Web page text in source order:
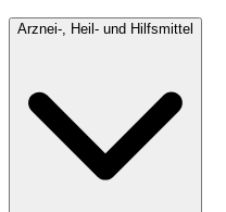
Arznei-, Heil- und Hilfsmittel